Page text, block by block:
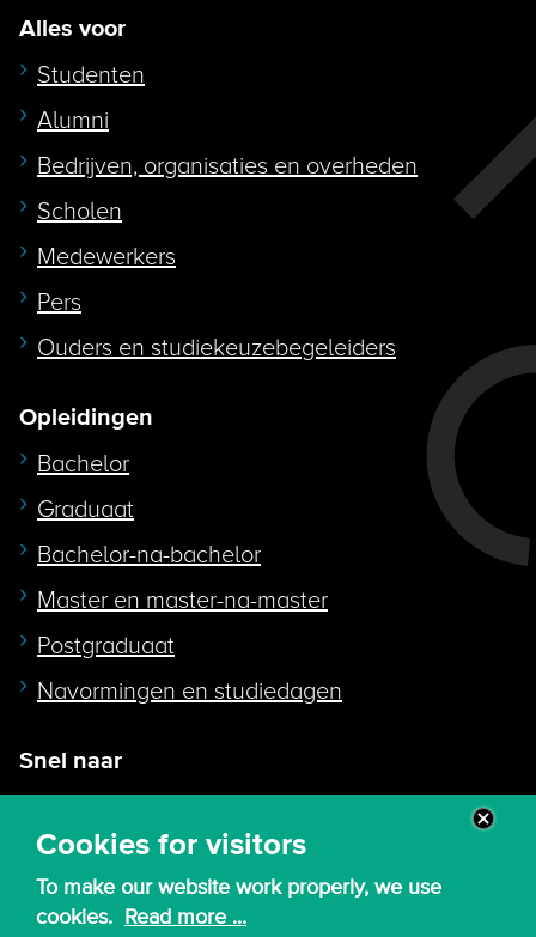
Cookies for visitors
To make our website work properly, we use
cookies. Read more ...
Alles voor
Studenten
Alumni
Bedrijven, organisaties en overheden
Scholen
Medewerkers
Pers
Ouders en studiekeuzebegeleiders
Opleidingen
Bachelor
Graduaat
Bachelor-na-bachelor
Master en master-na-master
Postgraduaat
Navormingen en studiedagen
Snel naar
Webmail
Canvas